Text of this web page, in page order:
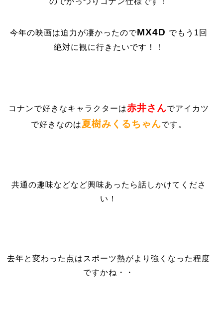
今年の映画は迫力が凄かったのでMX4D でもう1回
絶対に観に行きたいです！！
コナンで好きなキャラクターは赤井さんでアイカツ
で好きなのは夏樹みくるちゃんです。
共通の趣味などなど興味あったら話しかけてくださ
い！
去年と変わった点はスポーツ熱がより強くなった程度
ですかね・・